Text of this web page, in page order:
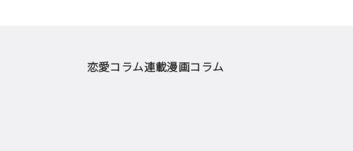
恋愛コラム連載漫画コラム